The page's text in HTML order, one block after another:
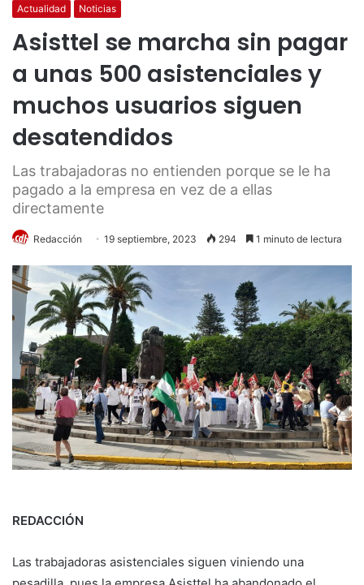
Actualidad Noticias
Asisttel se marcha sin pagar
a unas 500 asistenciales y
muchos usuarios siguen
desatendidos
Las trabajadoras no entienden porque se le ha
pagado a la empresa en vez de a ellas
directamente
Redacción 19 septiembre, 2023 294 1 minuto de lectura
REDACCIÓN
Las trabajadoras asistenciales siguen viniendo una